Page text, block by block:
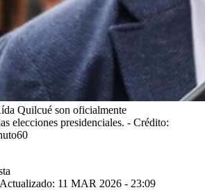
Quilcué son oficialmente
elecciones presidenciales. - Crédito:
Actualizado: 11 MAR 2026 - 23:09